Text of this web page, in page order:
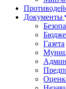
Документы
Газета